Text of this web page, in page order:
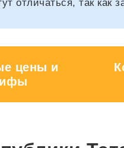
так как
цены и